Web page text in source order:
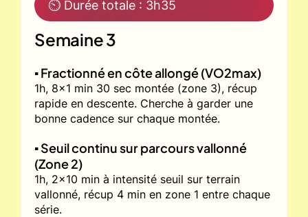
⏲ Durée totale : 3h35
Semaine 3
▪️ Fractionné en côte allongé (VO2max)
1h, 8x1 min 30 sec montée (zone 3), récup
rapide en descente. Cherche à garder une
bonne cadence sur chaque montée.
▪️ Seuil continu sur parcours vallonné
(Zone 2)
1h, 2x10 min à intensité seuil sur terrain
vallonné, récup 4 min en zone 1 entre chaque
série.